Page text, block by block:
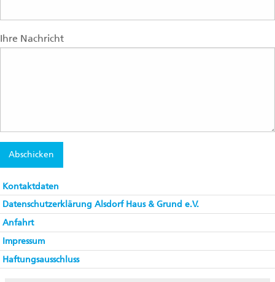
Ihre Nachricht
Kontaktdaten
Datenschutzerklärung Alsdorf Haus & Grund e.V.
Anfahrt
Impressum
Haftungsausschluss